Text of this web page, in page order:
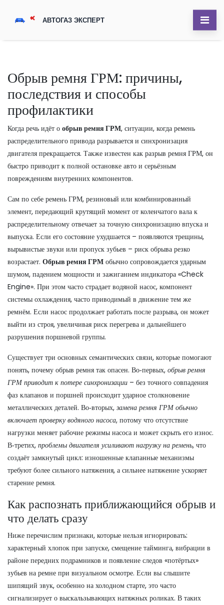
Обрыв ремня ГРМ: причины,
последствия и способы
профилактики
Когда речь идёт о обрыв ремня ГРМ, ситуации, когда ремень
распределительного привода разрывается и синхронизация
двигателя прекращается. Также известен как разрыв ремня ГРМ, он
быстро приводит к полной остановке авто и серьёзным
повреждениям внутренних компонентов.
Сам по себе ремень ГРМ, резиновый или комбинированный
элемент, передающий крутящий момент от коленчатого вала к
распределительному отвечает за точную синхронизацию впуска и
выпуска. Если его состояние ухудшается – появляются трещины,
вырывистые звуки или пропуск зубьев – риск обрыва резко
возрастает. Обрыв ремня ГРМ обычно сопровождается ударным
шумом, падением мощности и зажиганием индикатора «Check
Engine». При этом часто страдает водяной насос, компонент
системы охлаждения, часто приводимый в движение тем же
ремнём. Если насос продолжает работать после разрыва, он может
выйти из строя, увеличивая риск перегрева и дальнейшего
разрушения поршневой группы.
Существует три основных семантических связи, которые помогают
понять, почему обрыв ремня так опасен. Во‑первых, обрыв ремня
ГРМ приводит к потере синхронизации – без точного совпадения
фаз клапанов и поршней происходит ударное столкновение
металлических деталей. Во‑вторых, замена ремня ГРМ обычно
включает проверку водяного насоса, потому что отсутствие
нагрузки меняет рабочие режимы насоса и может скрыть его износ.
В‑третих, проблемы двигателя усиливают нагрузку на ремень, что
создаёт замкнутый цикл: изношенные клапанные механизмы
требуют более сильного натяжения, а сильнее натяжение ускоряет
старение ремня.
Как распознать приближающийся обрыв и
что делать сразу
Ниже перечислим признаки, которые нельзя игнорировать:
характерный хлопок при запуске, смещение тайминга, вибрации в
районе передних подрамников и появление следов «потёртых»
зубьев на ремне при визуальном осмотре. Если вы слышите
шипящий звук, особенно на холодном старте, это часто
сигнализирует о выскальзывающих натяжных роликах. В таких